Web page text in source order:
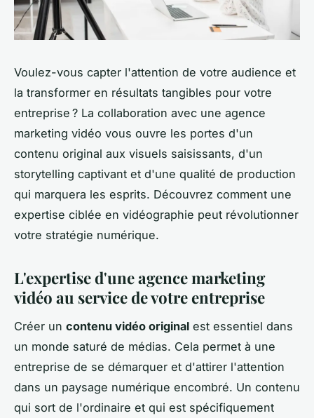
Voulez-vous capter l'attention de votre audience et
la transformer en résultats tangibles pour votre
entreprise ? La collaboration avec une agence
marketing vidéo vous ouvre les portes d'un
contenu original aux visuels saisissants, d'un
storytelling captivant et d'une qualité de production
qui marquera les esprits. Découvrez comment une
expertise ciblée en vidéographie peut révolutionner
votre stratégie numérique.
L'expertise d'une agence marketing
vidéo au service de votre entreprise
Créer un contenu vidéo original est essentiel dans
un monde saturé de médias. Cela permet à une
entreprise de se démarquer et d'attirer l'attention
dans un paysage numérique encombré. Un contenu
qui sort de l'ordinaire et qui est spécifiquement